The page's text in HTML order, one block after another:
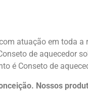
atuação em toda a
de aquecedor
é Conseto de
Nossos